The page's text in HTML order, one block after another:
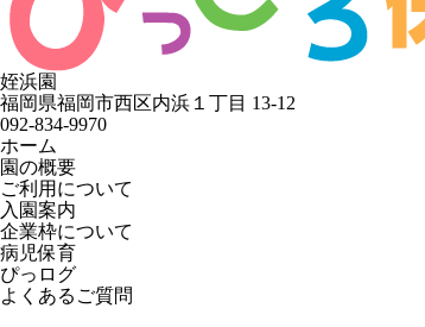
姪浜園
福岡県福岡市西区内浜１丁目 13-12
092-834-9970
ホーム
園の概要
ご利用について
入園案内
企業枠について
病児保育
ぴっログ
よくあるご質問